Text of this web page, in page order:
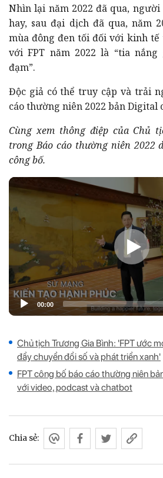
Nhìn lại năm 2022 đã qua,
hay, sau đại dịch đã qua, năm
mùa đông đen tối đối với kinh tế
với FPT năm 2022 là “tia
đạm”.
Độc giả có thể truy cập và trải
cáo thường niên 2022 bản Digital
Cùng xem thông điệp của Chủ
trong Báo cáo thường niên 2022
công bố.
Chủ tịch Trương Gia Bình: 'FPT ước
đẩy chuyển đổi số và phát triển xanh'
FPT công bố báo cáo thường niên
với video, podcast và chatbot
Chia sẻ: